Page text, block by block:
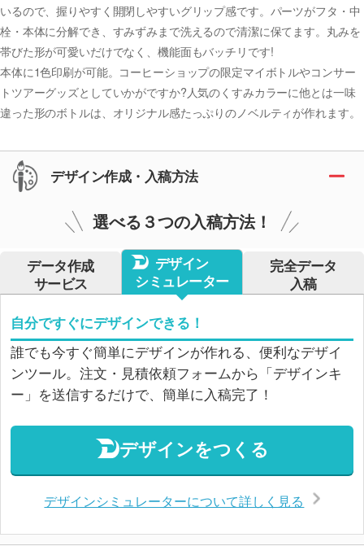
いるので、握りやすく開閉しやすいグリップ感です。パーツがフタ・中
栓・本体に分解でき、すみずみまで洗えるので清潔に保てます。丸みを
帯びた形が可愛いだけでなく、機能面もバッチリです!
本体に1色印刷が可能。コーヒーショップの限定マイボトルやコンサー
トツアーグッズとしていかがですか?人気のくすみカラーに他とは一味
違った形のボトルは、オリジナル感たっぷりのノベルティが作れます。
デザイン作成・入稿方法
選べる３つの入稿方法！
データ作成
サービス
デザイン
シミュレーター
完全データ
入稿
自分ですぐにデザインできる！
誰でも今すぐ簡単にデザインが作れる、便利なデザイ
ンツール。注文・見積依頼フォームから「デザインキ
ー」を送信するだけで、簡単に入稿完了！
デザインをつくる
デザインシミュレーターについて詳しく見る